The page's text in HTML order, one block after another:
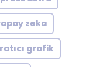
zeka
grafik